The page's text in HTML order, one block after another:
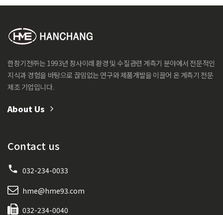
한창기전㈜는 1993년 창사이래 환경 및 수질관련 계측기 분야에서 전문적인
지식과 경험을 바탕으로 끊임없는 연구와 제품개발을 이끌어 온 계측기 전문
제조 기업입니다.
About Us
Contact us
032-234-0033
hme@hme93.com
032-234-0040